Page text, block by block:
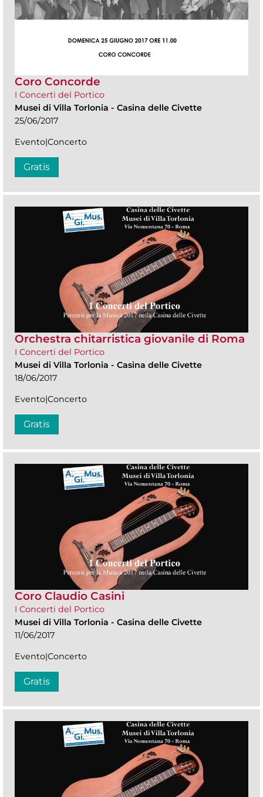
Coro Concorde
I Concerti del Portico
Musei di Villa Torlonia - Casina delle Civette
25/06/2017
Evento|Concerto
Gratis
Orchestra chitarristica giovanile di Roma
I Concerti del Portico
Musei di Villa Torlonia - Casina delle Civette
18/06/2017
Evento|Concerto
Gratis
Coro Claudio Casini
I Concerti del Portico
Musei di Villa Torlonia - Casina delle Civette
11/06/2017
Evento|Concerto
Gratis